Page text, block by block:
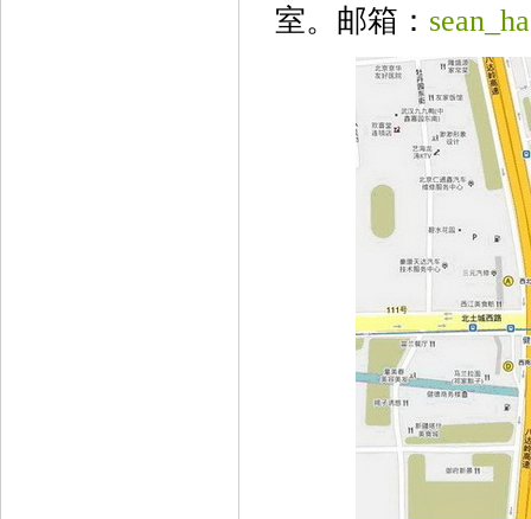
室。邮箱：